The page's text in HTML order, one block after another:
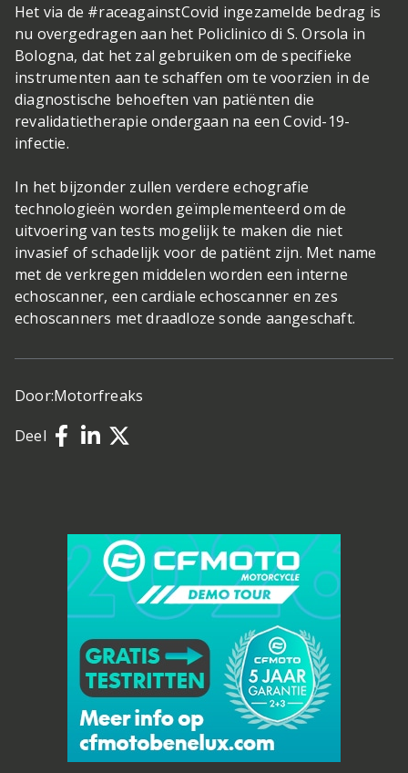
Het via de #raceagainstCovid ingezamelde bedrag is
nu overgedragen aan het Policlinico di S. Orsola in
Bologna, dat het zal gebruiken om de specifieke
instrumenten aan te schaffen om te voorzien in de
diagnostische behoeften van patiënten die
revalidatietherapie ondergaan na een Covid-19-
infectie.
In het bijzonder zullen verdere echografie
technologieën worden geïmplementeerd om de
uitvoering van tests mogelijk te maken die niet
invasief of schadelijk voor de patiënt zijn. Met name
met de verkregen middelen worden een interne
echoscanner, een cardiale echoscanner en zes
echoscanners met draadloze sonde aangeschaft.
Door:Motorfreaks
Deel